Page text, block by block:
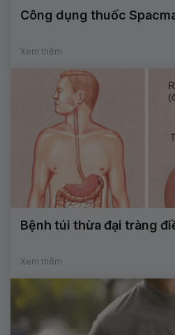
Công dụng thuốc
Xem thêm
Bệnh túi thừa đại tràng
Xem thêm